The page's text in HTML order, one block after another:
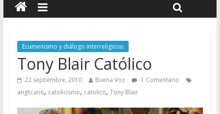
Ecumenismo y diálogo interreligioso
Tony Blair Católico
22 septiembre, 2010 Buena Voz
1 Comentario
anglicano, catolicismo, catolico, Tony Blair